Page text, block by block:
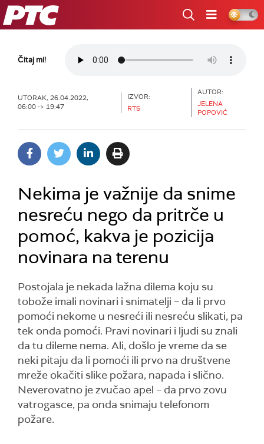
RTS
Čitaj mi!
UTORAK, 26.04.2022,
06:00 -> 19:47
IZVOR:
RTS
AUTOR:
JELENA
POPOVIĆ
Nekima je važnije da snime
nesreću nego da pritrče u
pomoć, kakva je pozicija
novinara na terenu
Postojala je nekada lažna dilema koju su
tobože imali novinari i snimatelji – da li prvo
pomoći nekome u nesreći ili nesreću slikati, pa
tek onda pomoći. Pravi novinari i ljudi su znali
da tu dileme nema. Ali, došlo je vreme da se
neki pitaju da li pomoći ili prvo na društvene
mreže okačiti slike požara, napada i slično.
Neverovatno je zvučao apel – da prvo zovu
vatrogasce, pa onda snimaju telefonom
požare.